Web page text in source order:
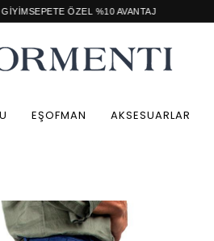
EŞOFMAN AKSESUARLAR
ÖZEL %10 AVANTAJ